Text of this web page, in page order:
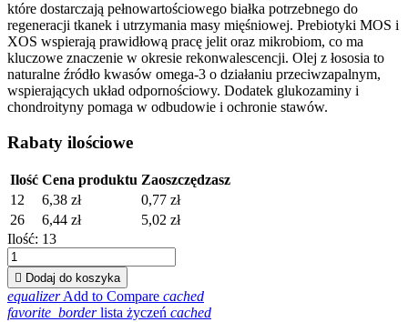
które dostarczają pełnowartościowego białka potrzebnego do
regeneracji tkanek i utrzymania masy mięśniowej. Prebiotyki MOS i
XOS wspierają prawidłową pracę jelit oraz mikrobiom, co ma
kluczowe znaczenie w okresie rekonwalescencji. Olej z łososia to
naturalne źródło kwasów omega-3 o działaniu przeciwzapalnym,
wspierających układ odpornościowy. Dodatek glukozaminy i
chondroityny pomaga w odbudowie i ochronie stawów.
Rabaty ilościowe
Ilość Cena produktu Zaoszczędzasz
12
6,38 zł
0,77 zł
26
6,44 zł
5,02 zł
Ilość: 13
 Dodaj do koszyka
equalizer Add to Compare cached
favorite_border lista życzeń cached